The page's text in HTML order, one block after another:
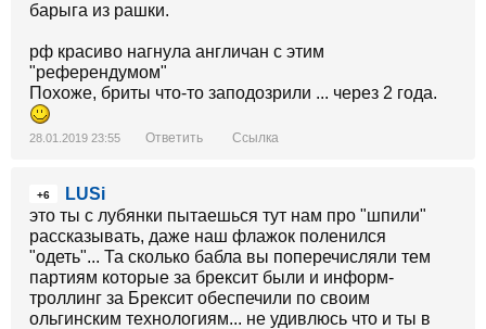
барыга из рашки.
рф красиво нагнула англичан с этим
"референдумом"
Похоже, бриты что-то заподозрили ... через 2 года.
28.01.2019 23:55 Ответить Ссылка
+6
LUSi
это ты с лубянки пытаешься тут нам про "шпили"
рассказывать, даже наш флажок поленился
"одеть"... Та сколько бабла вы поперечисляли тем
партиям которые за брексит были и информ-
троллинг за Брексит обеспечили по своим
ольгинским технологиям... не удивлюсь что и ты в